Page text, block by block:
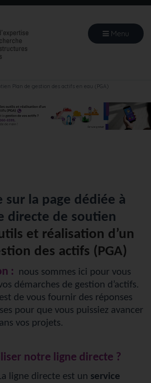
Menu
Plan de gestion des actifs en eau (PGA)
sur la page dédiée à
directe de soutien
et réalisation d’un
des actifs (PGA)
: nous sommes ici pour vous
démarches de gestion d’actifs.
de vous fournir des réponses
pour que vous puissiez avancer
vos projets.
notre ligne directe ?
ligne directe est un service